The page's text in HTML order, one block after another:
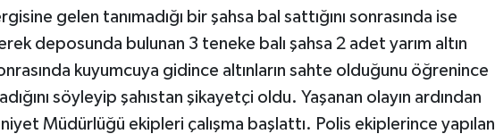
gelen tanımadığı bir şahsa bal sattığını sonrasında ise
deposunda bulunan 3 teneke balı şahsa 2 adet yarım altın
sonrasında kuyumcuya gidince altınların sahte olduğunu öğrenince
söyleyip şahıstan şikayetçi oldu. Yaşanan olayın ardından
Müdürlüğü ekipleri çalışma başlattı. Polis ekiplerince yapılan